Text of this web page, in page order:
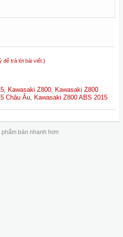
để trả lời bài viết.)
, Kawasaki Z800, Kawasaki Z800
Châu Âu, Kawasaki Z800 ABS 2015
phẩm bán nhanh hơn